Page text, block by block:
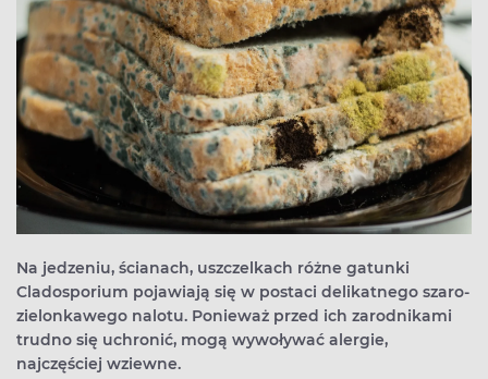
Na jedzeniu, ścianach, uszczelkach różne gatunki
Cladosporium pojawiają się w postaci delikatnego szaro-
zielonkawego nalotu. Ponieważ przed ich zarodnikami
trudno się uchronić, mogą wywoływać alergie,
najczęściej wziewne.